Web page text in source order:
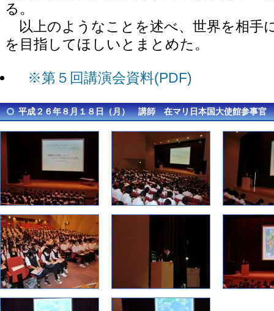
る。
以上のようなことを述べ、世界を相手
を目指してほしいとまとめた。
※第５回講演会資料(PDF)
平成２６年８月１８日（月） 講師 在マリ日本国大使館参事